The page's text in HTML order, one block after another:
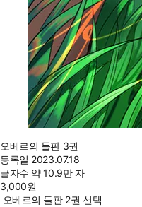
오베르의 들판 3권
등록일 2023.07.18
글자수 약 10.9만 자
3,000원
오베르의 들판 2권 선택